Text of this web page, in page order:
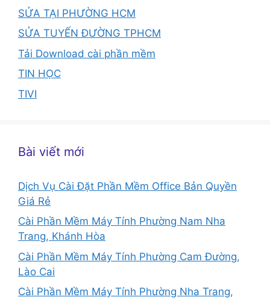
SỬA TẠI PHƯỜNG HCM
SỬA TUYẾN ĐƯỜNG TPHCM
Tải Download cài phần mềm
TIN HỌC
TIVI
Bài viết mới
Dịch Vụ Cài Đặt Phần Mềm Office Bản Quyền
Giá Rẻ
Cài Phần Mềm Máy Tính Phường Nam Nha
Trang, Khánh Hòa
Cài Phần Mềm Máy Tính Phường Cam Đường,
Lào Cai
Cài Phần Mềm Máy Tính Phường Nha Trang,